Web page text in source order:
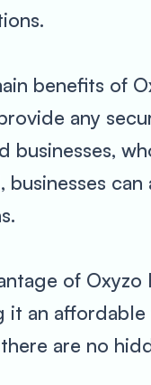
benefits of
any
businesses,
businesses
of
it an
are no